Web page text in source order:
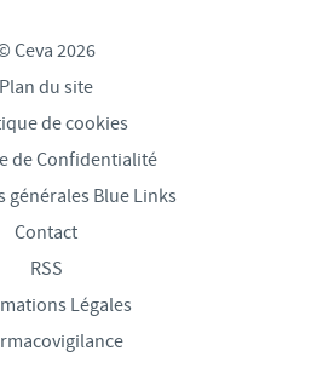
Ceva 2026
Plan du site
de cookies
de Confidentialité
générales Blue Links
Contact
RSS
Légales